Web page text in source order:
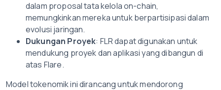
dalam proposal tata kelola on-chain,
memungkinkan mereka untuk berpartisipasi dalam
evolusi jaringan.
Dukungan Proyek: FLR dapat digunakan untuk
mendukung proyek dan aplikasi yang dibangun di
atas Flare.
Model tokenomik ini dirancang untuk mendorong